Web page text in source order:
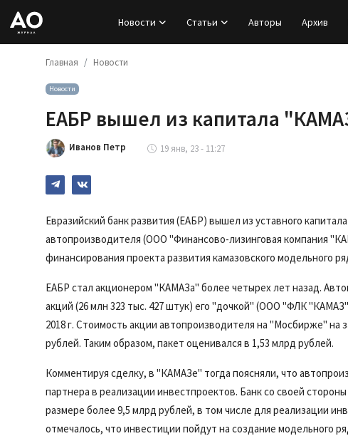
Новости Статьи Авторы Архив
Новости
Подписка
Главная Новости
Новости
ЕАБР вышел из капитала
Иванов Петр 19 янв, 23 - 11:27
Евразийский банк развития (ЕАБР) вышел из уставного
автопроизводителя (ООО "Финансово-лизинговая компания
финансирования проекта развития камазовского модельного
ЕАБР стал акционером "КАМАЗа" более четырех лет назад.
акций (26 млн 323 тыс. 427 штук) его "дочкой" (ООО "ФЛК
2018 г. Стоимость акции автопроизводителя на "Мосбирже" на
рублей. Таким образом, пакет оценивался в 1,53 млрд рублей.
Комментируя сделку, в "КАМАЗе" тогда поясняли, что
партнера в реализации инвестпроектов. Банк со своей
размере более 9,5 млрд рублей, в том числе для реализации
отмечалось, что инвестиции пойдут на создание модельного